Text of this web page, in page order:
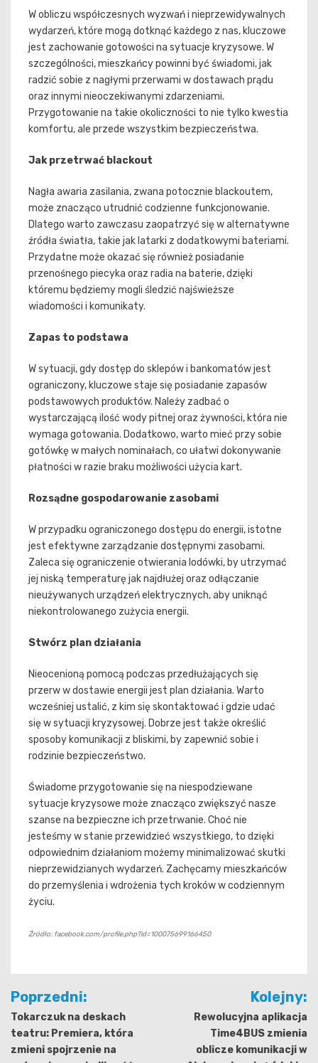
W obliczu współczesnych wyzwań i nieprzewidywalnych
wydarzeń, które mogą dotknąć każdego z nas, kluczowe
jest zachowanie gotowości na sytuacje kryzysowe. W
szczególności, mieszkańcy powinni być świadomi, jak
radzić sobie z nagłymi przerwami w dostawach prądu
oraz innymi nieoczekiwanymi zdarzeniami.
Przygotowanie na takie okoliczności to nie tylko kwestia
komfortu, ale przede wszystkim bezpieczeństwa.
Jak przetrwać blackout
Nagła awaria zasilania, zwana potocznie blackoutem,
może znacząco utrudnić codzienne funkcjonowanie.
Dlatego warto zawczasu zaopatrzyć się w alternatywne
źródła światła, takie jak latarki z dodatkowymi bateriami.
Przydatne może okazać się również posiadanie
przenośnego piecyka oraz radia na baterie, dzięki
któremu będziemy mogli śledzić najświeższe
wiadomości i komunikaty.
Zapas to podstawa
W sytuacji, gdy dostęp do sklepów i bankomatów jest
ograniczony, kluczowe staje się posiadanie zapasów
podstawowych produktów. Należy zadbać o
wystarczającą ilość wody pitnej oraz żywności, która nie
wymaga gotowania. Dodatkowo, warto mieć przy sobie
gotówkę w małych nominałach, co ułatwi dokonywanie
płatności w razie braku możliwości użycia kart.
Rozsądne gospodarowanie zasobami
W przypadku ograniczonego dostępu do energii, istotne
jest efektywne zarządzanie dostępnymi zasobami.
Zaleca się ograniczenie otwierania lodówki, by utrzymać
jej niską temperaturę jak najdłużej oraz odłączanie
nieużywanych urządzeń elektrycznych, aby uniknąć
niekontrolowanego zużycia energii.
Stwórz plan działania
Nieocenioną pomocą podczas przedłużających się
przerw w dostawie energii jest plan działania. Warto
wcześniej ustalić, z kim się skontaktować i gdzie udać
się w sytuacji kryzysowej. Dobrze jest także określić
sposoby komunikacji z bliskimi, by zapewnić sobie i
rodzinie bezpieczeństwo.
Świadome przygotowanie się na niespodziewane
sytuacje kryzysowe może znacząco zwiększyć nasze
szanse na bezpieczne ich przetrwanie. Choć nie
jesteśmy w stanie przewidzieć wszystkiego, to dzięki
odpowiednim działaniom możemy minimalizować skutki
nieprzewidzianych wydarzeń. Zachęcamy mieszkańców
do przemyślenia i wdrożenia tych kroków w codziennym
życiu.
Źródło: facebook.com/profile.php?id=100075699166450
Nawigacja
wpisu
Poprzedni:
Tokarczuk na deskach
teatru: Premiera, która
zmieni spojrzenie na
Kolejny:
Rewolucyjna aplikacja
Time4BUS zmienia
oblicze komunikacji w